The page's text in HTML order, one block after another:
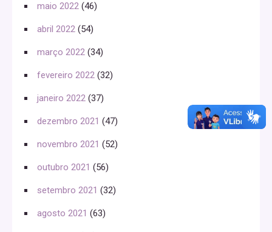
maio 2022 (46)
abril 2022 (54)
março 2022 (34)
fevereiro 2022 (32)
janeiro 2022 (37)
dezembro 2021 (47)
novembro 2021 (52)
outubro 2021 (56)
setembro 2021 (32)
agosto 2021 (63)